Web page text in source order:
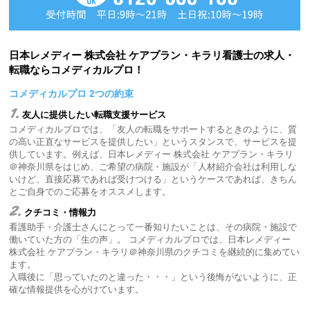
日本レメディー 株式会社 ケアプラン・キラリ看護士の求人・
転職ならコメディカルプロ！
コメディカルプロ 2つの約束
1. 友人に提供したい転職支援サービス
コメディカルプロでは、「友人の転職をサポートするときのように、質
の高い正直なサービスを提供したい」というスタンスで、サービスを提
供しています。例えば、日本レメディー 株式会社 ケアプラン・キラリ
＠神奈川県をはじめ、ご希望の病院・施設が「人材紹介会社は利用しな
いけど、直接応募であれば受けつける」というケースであれば、きちん
とご自身でのご応募をオススメします。
2. クチコミ・情報力
看護助手・介護士さんにとって一番知りたいことは、その病院・施設で
働いていた方の「生の声」。 コメディカルプロでは、日本レメディー
株式会社 ケアプラン・キラリ＠神奈川県のクチコミを継続的に集めてい
ます。
入職後に「思っていたのと違った・・・」という後悔がないように、正
確な情報提供を心がけています。